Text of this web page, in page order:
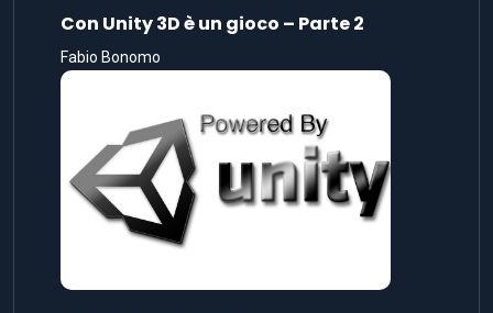
Con Unity 3D è un gioco – Parte 2
Fabio Bonomo